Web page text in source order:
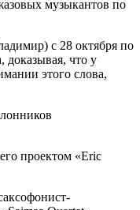
музыкантов по
с 28 октября по
доказывая, что у
этого слова,
проектом «Eric